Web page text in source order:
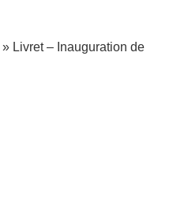
» Livret – Inauguration de